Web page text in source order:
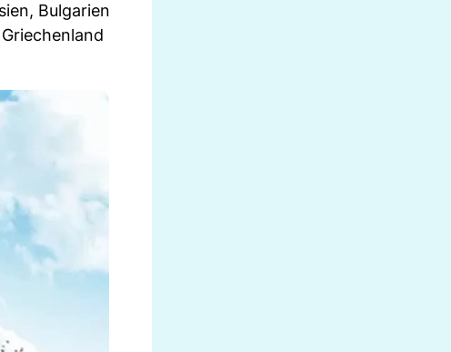
Bulgarien